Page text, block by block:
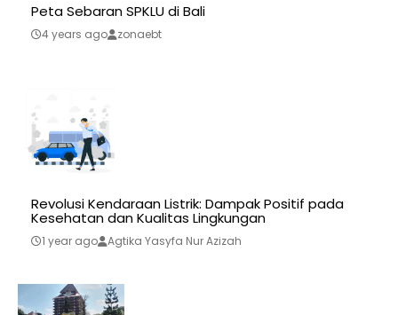
Peta Sebaran SPKLU di Bali
4 years ago zonaebt
Revolusi Kendaraan Listrik: Dampak Positif pada
Kesehatan dan Kualitas Lingkungan
1 year ago Agtika Yasyfa Nur Azizah